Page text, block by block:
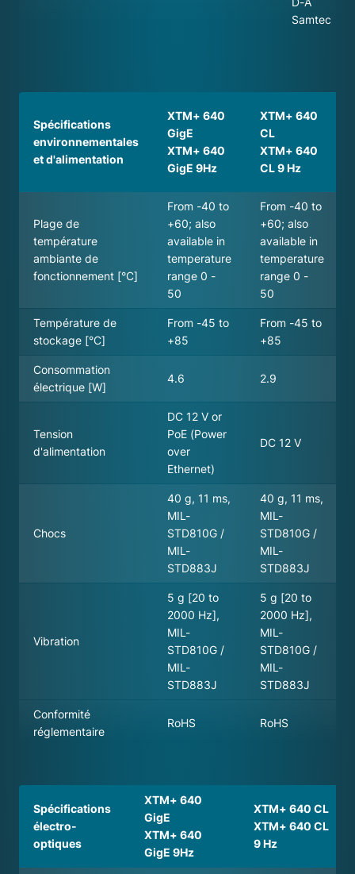
Samtec
Spécifications
environnementales
et d'alimentation
XTM+ 640
GigE
XTM+ 640
GigE 9Hz
XTM+ 640
CL
XTM+ 640
CL 9 Hz
Plage de
température
ambiante de
fonctionnement [°C]
From -40 to
+60; also
available in
temperature
range 0 -
50
From -40 to
+60; also
available in
temperature
range 0 -
50
Température de
stockage [°C]
From -45 to
+85
From -45 to
+85
Consommation
électrique [W]
4.6 2.9
Tension
d'alimentation
DC 12 V or
PoE (Power
over
Ethernet)
DC 12 V
Chocs
40 g, 11 ms,
MIL-
STD810G /
MIL-
STD883J
40 g, 11 ms,
MIL-
STD810G /
MIL-
STD883J
Vibration
5 g [20 to
2000 Hz],
MIL-
STD810G /
MIL-
STD883J
5 g [20 to
2000 Hz],
MIL-
STD810G /
MIL-
STD883J
Conformité
réglementaire
RoHS RoHS
Spécifications
électro-
optiques
XTM+ 640
GigE
XTM+ 640
GigE 9Hz
XTM+ 640 CL
XTM+ 640 CL
9 Hz